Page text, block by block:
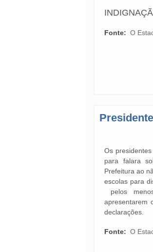
Fonte: O
Os
para falara
Prefeitura ao
escolas para
pelos
apresentarem
declarações.
Fonte: O